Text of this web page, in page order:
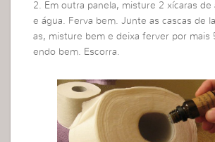
2. Em outra panela, misture 2 xícaras de
e água. Ferva bem. Junte as cascas de
as, misture bem e deixa ferver por mais
endo bem. Escorra.